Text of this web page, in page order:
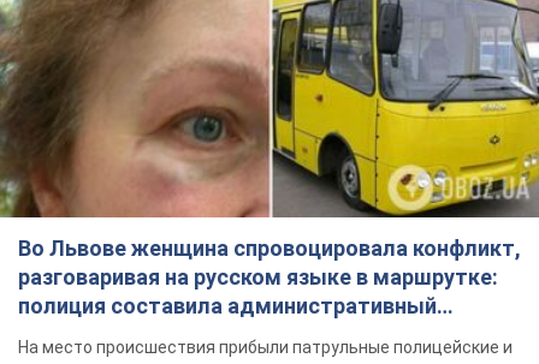
Во Львове женщина спровоцировала конфликт,
разговаривая на русском языке в маршрутке:
полиция составила административный
протокол. Видео
На место происшествия прибыли патрульные полицейские и